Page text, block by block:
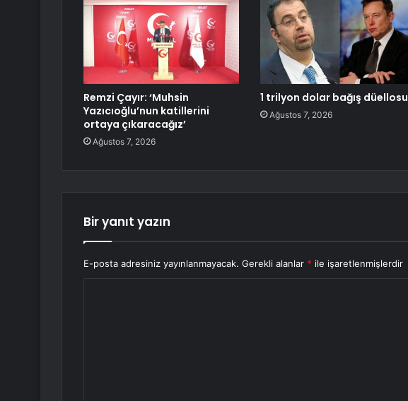
Remzi Çayır: ‘Muhsin
Yazıcıoğlu’nun katillerini
ortaya çıkaracağız’
Ağustos 7, 2026
1 trilyon dolar bağış düellosu
Ağustos 7, 2026
Bir yanıt yazın
E-posta adresiniz yayınlanmayacak. Gerekli alanlar * ile işaretlenmişlerdir